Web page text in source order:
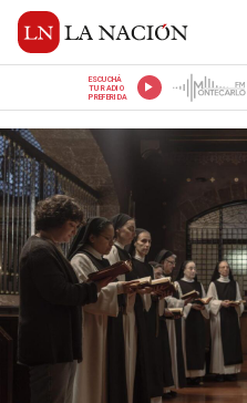
ESCUCHÁ
TU RADIO
PREFERIDA